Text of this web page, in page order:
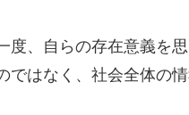
度、自らの存在意義を
ではなく、社会全体の